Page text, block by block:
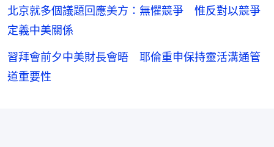
北京就多個議題回應美方：無懼競爭 惟反對以競爭
定義中美關係
習拜會前夕中美財長會晤 耶倫重申保持靈活溝通管
道重要性